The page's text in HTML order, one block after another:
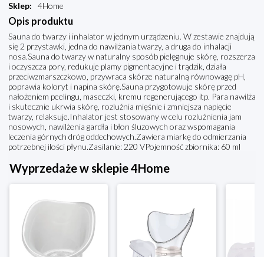
Sklep: 4Home
Opis produktu
Sauna do twarzy i inhalator w jednym urządzeniu. W zestawie znajdują
się 2 przystawki, jedna do nawilżania twarzy, a druga do inhalacji
nosa.Sauna do twarzy w naturalny sposób pielęgnuje skórę, rozszerza
i oczyszcza pory, redukuje plamy pigmentacyjne i trądzik, działa
przeciwzmarszczkowo, przywraca skórze naturalną równowagę pH,
poprawia koloryt i napina skórę.Sauna przygotowuje skórę przed
nałożeniem peelingu, maseczki, kremu regenerującego itp. Para nawilża
i skutecznie ukrwia skórę, rozluźnia mięśnie i zmniejsza napięcie
twarzy, relaksuje.Inhalator jest stosowany w celu rozluźnienia jam
nosowych, nawilżenia gardła i błon śluzowych oraz wspomagania
leczenia górnych dróg oddechowych.Zawiera miarkę do odmierzania
potrzebnej ilości płynu.Zasilanie: 220 VPojemność zbiornika: 60 ml
Wyprzedaże w sklepie 4Home